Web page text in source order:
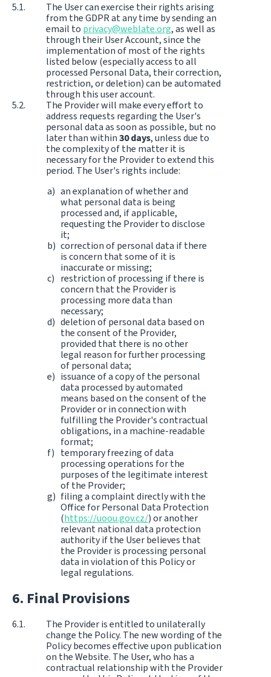
The User can exercise their rights arising
from the GDPR at any time by sending an
email to privacy@weblate.org, as well as
through their User Account, since the
implementation of most of the rights
listed below (especially access to all
processed Personal Data, their correction,
restriction, or deletion) can be automated
through this user account.
The Provider will make every effort to
address requests regarding the User's
personal data as soon as possible, but no
later than within30 days, unless due to
the complexity of the matter it is
necessary for the Provider to extend this
period. The User's rights include:
an explanation of whether and
what personal data is being
processed and, if applicable,
requesting the Provider to disclose
it;
correction of personal data if there
is concern that some of it is
inaccurate or missing;
restriction of processing if there is
concern that the Provider is
processing more data than
necessary;
deletion of personal data based on
the consent of the Provider,
provided that there is no other
legal reason for further processing
of personal data;
issuance of a copy of the personal
data processed by automated
means based on the consent of the
Provider or in connection with
fulfilling the Provider's contractual
obligations, in a machine-readable
format;
temporary freezing of data
processing operations for the
purposes of the legitimate interest
of the Provider;
filing a complaint directly with the
Office for Personal Data Protection
(https://uoou.gov.cz/) or another
relevant national data protection
authority if the User believes that
the Provider is processing personal
data in violation of this Policy or
legal regulations.
Final Provisions
The Provider is entitled to unilaterally
change the Policy. The new wording of the
Policy becomes effective upon publication
on the Website. The User, who has a
contractual relationship with the Provider